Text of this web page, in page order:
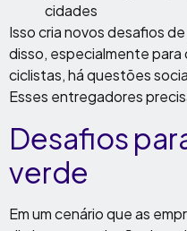
cidades
Isso cria novos desafios
disso, especialmente para
ciclistas, há questões
Esses entregadores
Desafios
verde
Em um cenário que as